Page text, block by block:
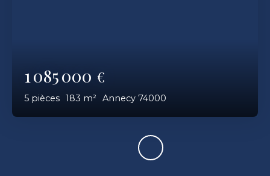
1 085 000 €
5 pièces 183 m² Annecy 74000